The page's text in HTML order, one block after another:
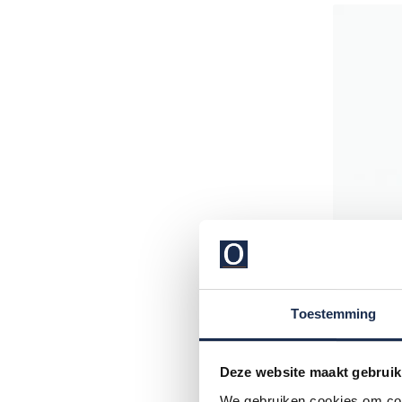
Toestemming
Deze website maaktLacoste
katoenen